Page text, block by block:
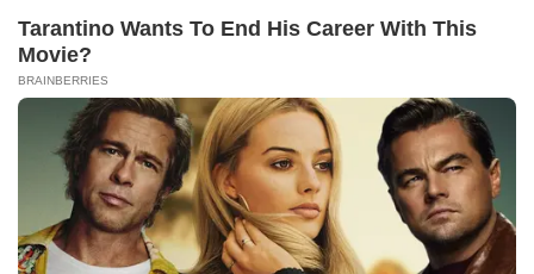
တဖြည်းဖြည်း သူမစောက်စိလေး မာ
ထင်ကာ ခေါင်းထောင်လာစဉ် အဆံ
လေးအား ဆွဲစုပ်ခံရသဖြင့် ဖင်ကြီးကြွ
တက်လာကာ မျက်စိစုံမိတ်ရင်း စောက်
ရည်များ ထောင်ပန်းနေတော့၏။